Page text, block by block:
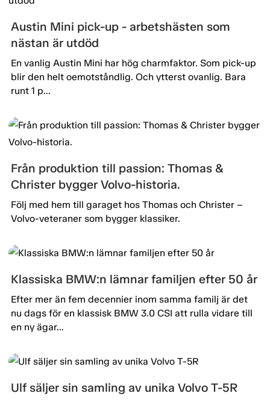
Austin Mini pick-up - arbetshästen som
nästan är utdöd
En vanlig Austin Mini har hög charmfaktor. Som pick-up
blir den helt oemotståndlig. Och ytterst ovanlig. Bara
runt 1 p...
Från produktion till passion: Thomas &
Christer bygger Volvo-historia.
Följ med hem till garaget hos Thomas och Christer –
Volvo-veteraner som bygger klassiker.
Klassiska BMW:n lämnar familjen efter 50 år
Efter mer än fem decennier inom samma familj är det
nu dags för en klassisk BMW 3.0 CSI att rulla vidare till
en ny ägar...
Ulf säljer sin samling av unika Volvo T-5R